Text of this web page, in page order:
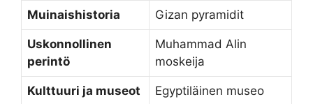
Muinaishistoria Gizan pyramidit
Uskonnollinen
perintö
Muhammad Alin
moskeija
Kulttuuri ja museot Egyptiläinen museo